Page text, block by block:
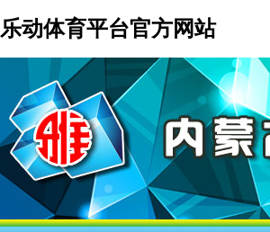
乐动体育平台官方网站